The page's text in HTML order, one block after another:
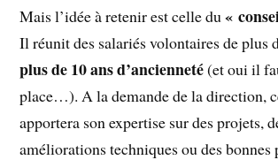
Mais l’idée à retenir est celle du«
Il réunit des salariés volontaires de plus
plus de 10 ans d’ancienneté(et oui il
place…). A la demande de la direction,
apportera son expertise sur des projets,
améliorations techniques ou des bonnes